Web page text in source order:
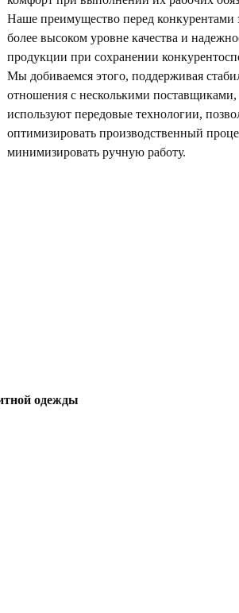
Наше преимущество перед конкурентами
более высоком уровне качества и
продукции при сохранении
Мы добиваемся этого, поддерживая
отношения с несколькими поставщиками,
используют передовые технологии,
оптимизировать производственный
минимизировать ручную работу.
одежды